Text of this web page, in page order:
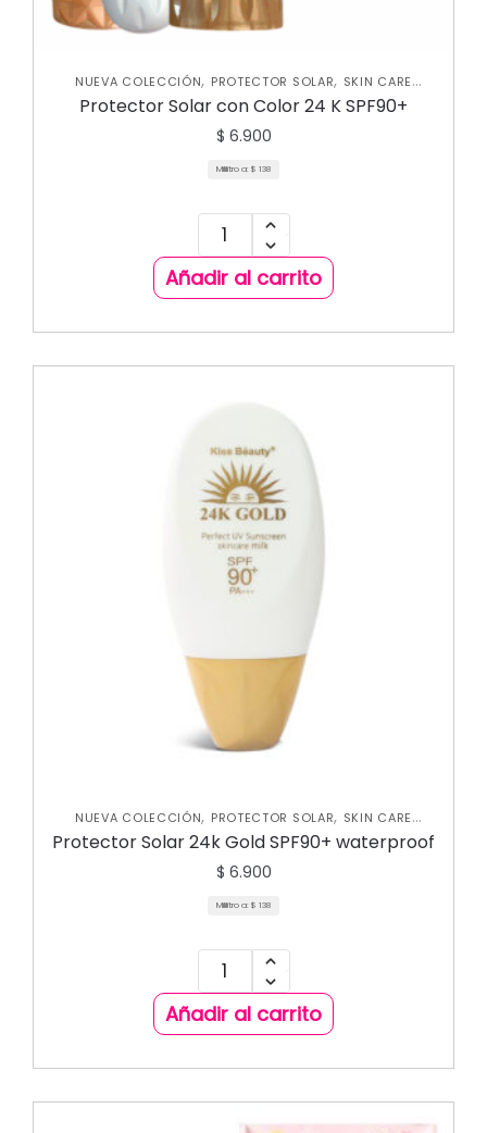
NUEVA COLECCIÓN, PROTECTOR SOLAR, SKIN CARE
CORPORAL
SKIN CARE FACIAL
Protector Solar con Color 24 K SPF90+
$ 6.900
Mililitro a: $ 138
Añadir al carrito
NUEVA COLECCIÓN, PROTECTOR SOLAR, SKIN CARE
CORPORAL
SKIN CARE FACIAL
Protector Solar 24k Gold SPF90+ waterproof
$ 6.900
Mililitro a: $ 138
Añadir al carrito